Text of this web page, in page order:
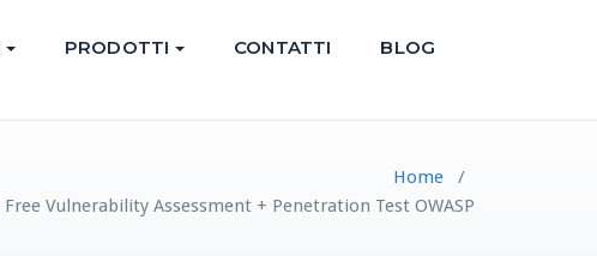
PRODOTTI CONTATTI BLOG
Home /
Vulnerability Assessment + Penetration Test OWASP